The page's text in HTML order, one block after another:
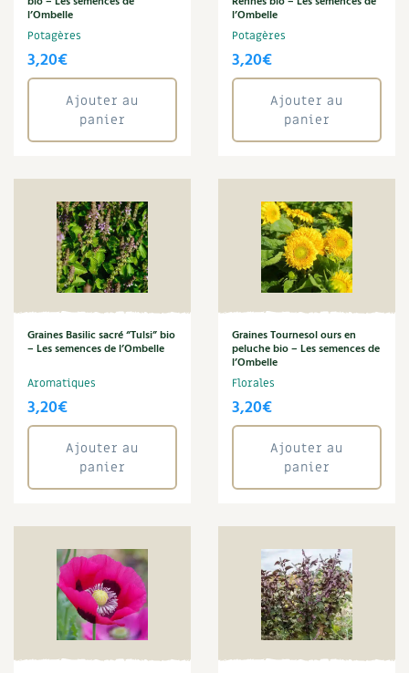
l’Ombelle
Potagères
3,20€
Ajouter au
panier
l’Ombelle
Potagères
3,20€
Ajouter au
panier
Graines Basilic sacré “Tulsi” bio
– Les semences de l’Ombelle
Aromatiques
3,20€
Ajouter au
panier
Graines Tournesol ours en
peluche bio – Les semences de
l’Ombelle
Florales
3,20€
Ajouter au
panier